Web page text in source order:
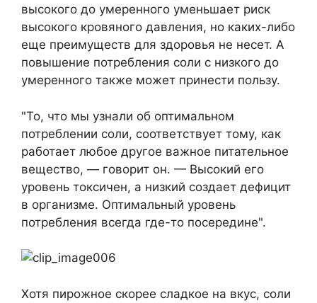
высокого до умеренного уменьшает риск
высокого кровяного давления, но каких-либо
еще преимуществ для здоровья не несет. А
повышение потребления соли с низкого до
умеренного также может принести пользу.
"То, что мы узнали об оптимальном
потреблении соли, соответствует тому, как
работает любое другое важное питательное
вещество, — говорит он. — Высокий его
уровень токсичен, а низкий создает дефицит
в организме. Оптимальный уровень
потребления всегда где-то посередине".
Хотя пирожное скорее сладкое на вкус, соли